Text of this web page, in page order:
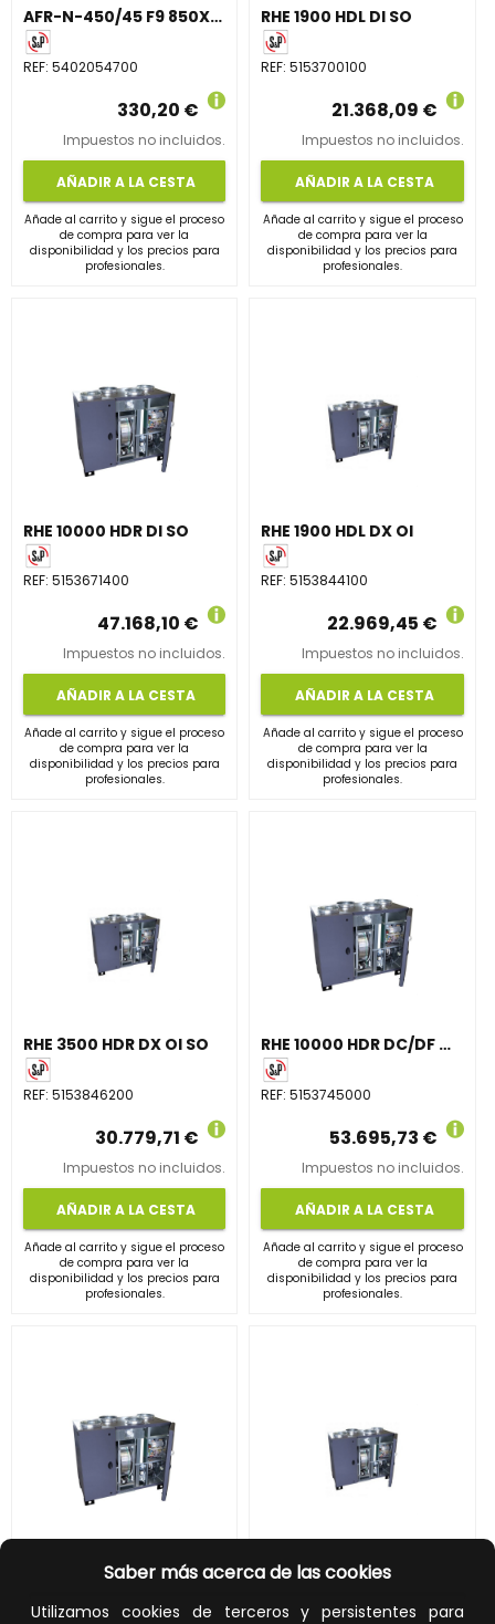
Saber más acerca de las cookies
Utilizamos cookies de terceros y persistentes para
AFR-N-450/45 F9 850X495X48 MARCO METALICO
REF: 5402054700
330,20 €
Impuestos no incluidos.
AÑADIR A LA CESTA
Añade al carrito y sigue el proceso
de compra para ver la
disponibilidad y los precios para
profesionales.
RHE 1900 HDL DI SO
REF:5153700100
21.368,09 €
Impuestos no incluidos.
AÑADIR A LA CESTA
Añade al carrito y sigue el proceso
de compra para ver la
disponibilidad y los precios para
profesionales.
RHE 10000 HDR DI SO
REF: 5153671400
47.168,10 €
Impuestos no incluidos.
AÑADIR A LA CESTA
Añade al carrito y sigue el proceso
de compra para ver la
disponibilidad y los precios para
profesionales.
RHE 1900 HDL DX OI
REF:5153844100
22.969,45 €
Impuestos no incluidos.
AÑADIR A LA CESTA
Añade al carrito y sigue el proceso
de compra para ver la
disponibilidad y los precios para
profesionales.
RHE 3500 HDR DX OI SO
REF: 5153846200
30.779,71 €
Impuestos no incluidos.
AÑADIR A LA CESTA
Añade al carrito y sigue el proceso
de compra para ver la
disponibilidad y los precios para
profesionales.
RHE 10000 HDR DC/DF OI SO
REF:5153745000
53.695,73 €
Impuestos no incluidos.
AÑADIR A LA CESTA
Añade al carrito y sigue el proceso
de compra para ver la
disponibilidad y los precios para
profesionales.
RHE 1300 HDR DI
REF:5153530500
RHE 8000 HDL DX SO
REF: 5153849100